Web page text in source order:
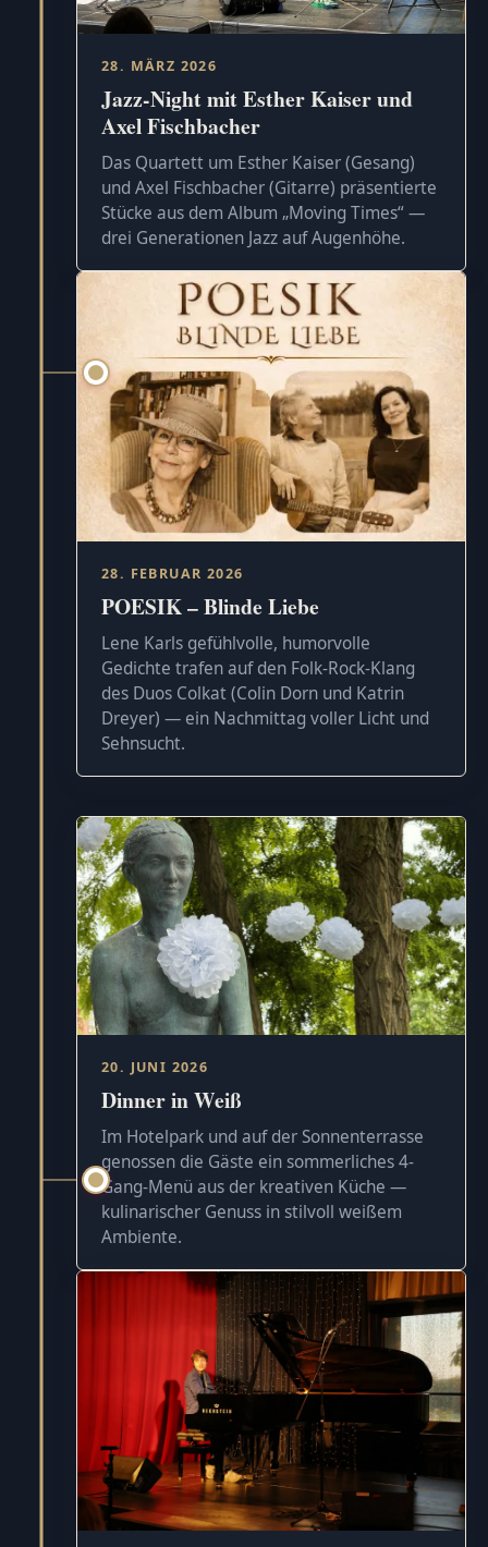
28. MÄRZ 2026
Jazz-Night mit Esther Kaiser und
Axel Fischbacher
Das Quartett um Esther Kaiser (Gesang)
und Axel Fischbacher (Gitarre) präsentierte
Stücke aus dem Album „Moving Times“ —
drei Generationen Jazz auf Augenhöhe.
28. FEBRUAR 2026
POESIK – Blinde Liebe
Lene Karls gefühlvolle, humorvolle
Gedichte trafen auf den Folk-Rock-Klang
des Duos Colkat (Colin Dorn und Katrin
Dreyer) — ein Nachmittag voller Licht und
Sehnsucht.
20. JUNI 2026
Dinner in Weiß
Im Hotelpark und auf der Sonnenterrasse
genossen die Gäste ein sommerliches 4-
Gang-Menü aus der kreativen Küche —
kulinarischer Genuss in stilvoll weißem
Ambiente.